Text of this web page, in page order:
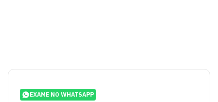
EXAME NO WHATSAPP